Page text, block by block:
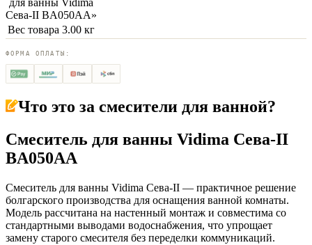
для ванны Vidima
Сева-II BA050AA»
Вес товара 3.00 кг
ФОРМА ОПЛАТЫ:
Что это за смесители для ванной?
Смеситель для ванны Vidima Сева-II
BA050AA
Смеситель для ванны Vidima Сева-II — практичное решение
болгарского производства для оснащения ванной комнаты.
Модель рассчитана на настенный монтаж и совместима со
стандартными выводами водоснабжения, что упрощает
замену старого смесителя без переделки коммуникаций.